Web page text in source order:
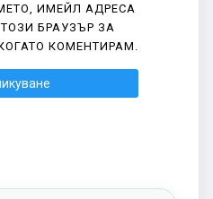
ИМЕЙЛ АДРЕСА
БРАУЗЪР ЗА
КОМЕНТИРАМ.